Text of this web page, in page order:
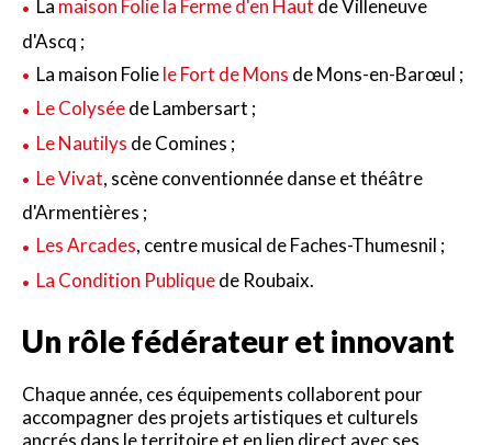
La maison Folie la Ferme d'en Haut de Villeneuve
d'Ascq ;
La maison Foliele Fort de Mons de Mons-en-Barœul ;
Le Colyséede Lambersart ;
Le Nautilys de Comines ;
Le Vivat, scène conventionnée danse et théâtre
d'Armentières ;
Les Arcades, centre musical de Faches-Thumesnil ;
La Condition Publiquede Roubaix.
Un rôle fédérateur et innovant
Chaque année, ces équipements collaborent pour
accompagner des projets artistiques et culturels